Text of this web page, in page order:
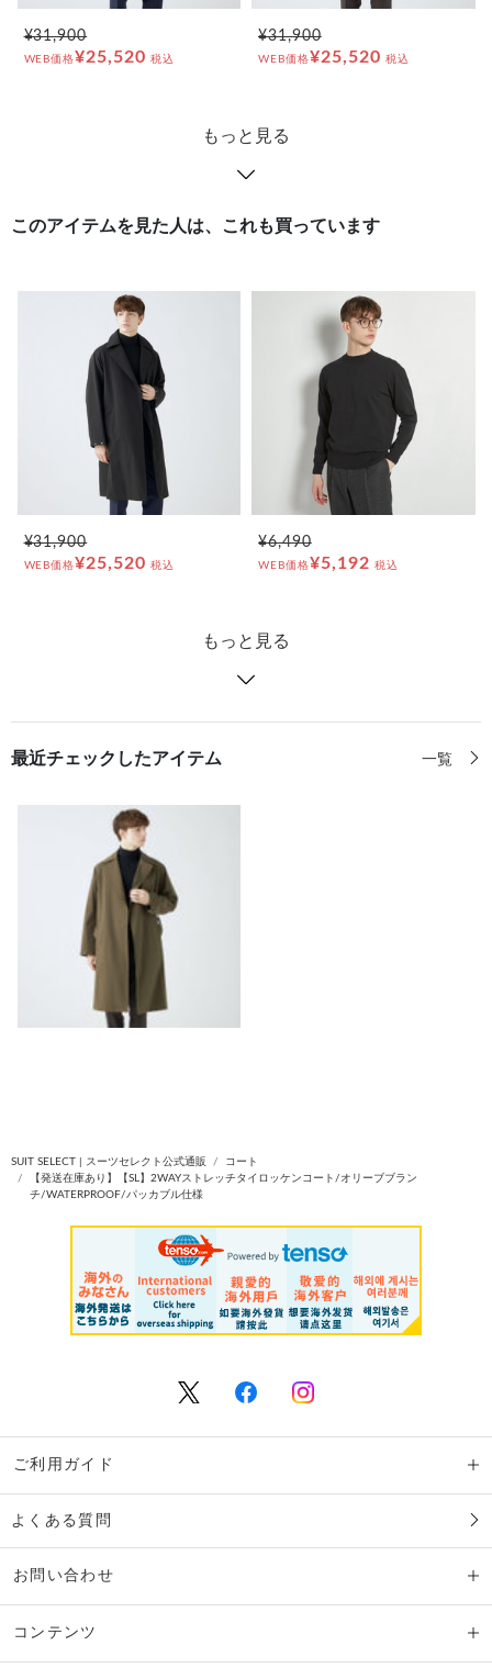
¥31,900
WEB価格¥25,520 税込
¥31,900
WEB価格¥25,520 税込
もっと見る
このアイテムを見た人は、これも買っています
¥31,900
WEB価格¥25,520 税込
¥6,490
WEB価格¥5,192 税込
もっと見る
最近チェックしたアイテム 一覧
SUIT SELECT | スーツセレクト公式通販
コート
【発送在庫あり】【SL】2WAYストレッチタイロッケンコート/オリーブブラン
チ/WATERPROOF/パッカブル仕様
ご利用ガイド
よくある質問
お問い合わせ
コンテンツ